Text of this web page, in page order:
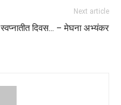
Next article
स्वप्नातीत दिवस… – मेघना अभ्यंकर